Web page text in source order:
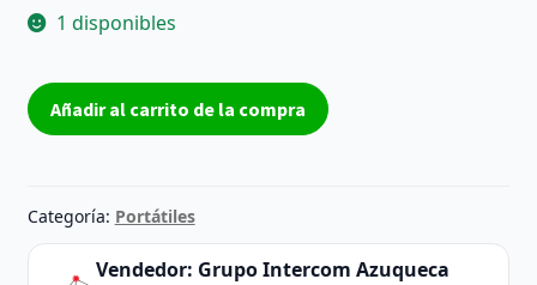
1 disponibles
Carcasa
cover
LGE23
E200
Añadir al carrito de la compra
Categoría: Portátiles
Vendedor: Grupo Intercom Azuqueca